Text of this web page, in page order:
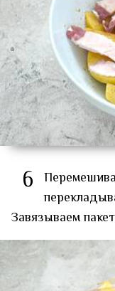
6
Завязываем